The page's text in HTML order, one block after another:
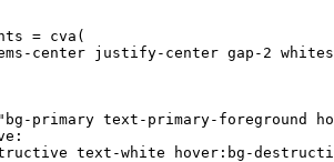
= cva (
center justify-center gap-2
"bg-primary text-primary-foreground
text-white hover:bg-